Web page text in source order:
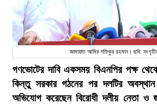
জামায়াত আমির শফিকুর রহমান। ছবি:
গণভোটের দাবি একসময় বিএনপির পক্ষ
কিন্তু সরকার গঠনের পর দলটির
অভিযোগ করেছেন বিরোধী দলীয় নেতা ও